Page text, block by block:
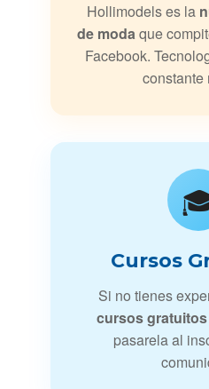
Hollimodels es la
de modaque
Facebook.
constante
Cursos
Si no tienes
cursos gratuitos
pasarela al